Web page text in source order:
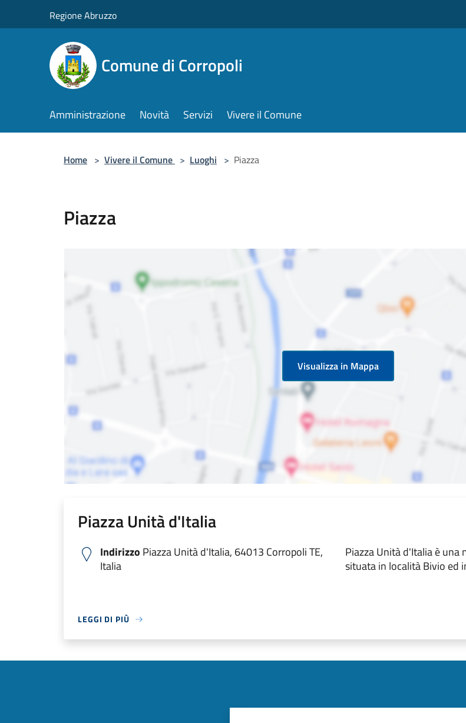
Regione Abruzzo
Comune di Corropoli
Amministrazione Novità Servizi Vivere il Comune
Home > Vivere il Comune > Luoghi > Piazza
Piazza
Visualizza in Mappa
Piazza Unità d'Italia
Indirizzo Piazza Unità d'Italia, 64013 Corropoli TE,
Italia
Piazza Unità d'Italia è una
situata in località Bivio ed
LEGGI DI PIÙ